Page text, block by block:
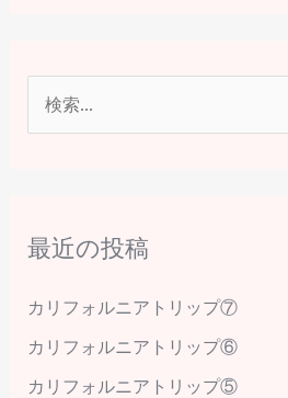
:最近の投稿
カリフォルニアトリップ⑦
カリフォルニアトリップ⑥
カリフォルニアトリップ⑤
ト」